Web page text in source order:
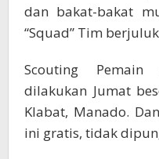
dan bakat-bakat
“Squad” Tim
Scouting
dilakukan Jumat
Klabat, Manado.
ini gratis, tidak